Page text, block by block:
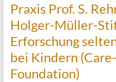
Praxis Prof. S.
Holger-Müller-
Erforschung
bei Kindern
Foundation)